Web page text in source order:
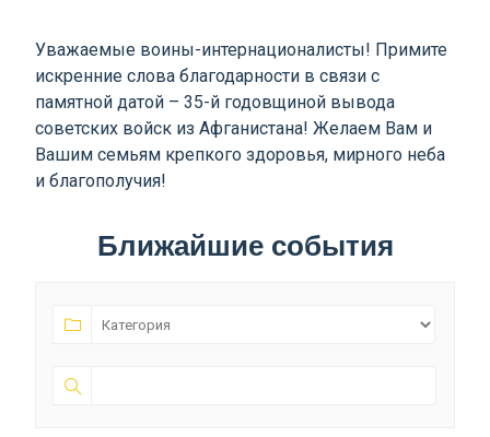
Уважаемые воины-интернационалисты! Примите
искренние слова благодарности в связи с
памятной датой – 35-й годовщиной вывода
советских войск из Афганистана! Желаем Вам и
Вашим семьям крепкого здоровья, мирного неба
и благополучия!
Ближайшие события